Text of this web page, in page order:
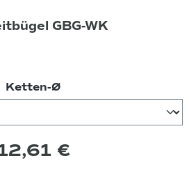
GBG-WK
Ketten-Ø
€